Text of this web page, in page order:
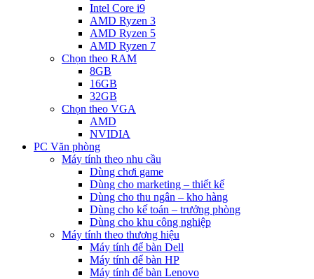
Intel Core i9
AMD Ryzen 3
AMD Ryzen 5
AMD Ryzen 7
Chọn theo RAM
8GB
16GB
32GB
Chọn theo VGA
AMD
NVIDIA
PC Văn phòng
Máy tính theo nhu cầu
Dùng chơi game
Dùng cho marketing – thiết kế
Dùng cho thu ngân – kho hàng
Dùng cho kế toán – trưởng phòng
Dùng cho khu công nghiệp
Máy tính theo thương hiệu
Máy tính để bàn Dell
Máy tính để bàn HP
Máy tính để bàn Lenovo